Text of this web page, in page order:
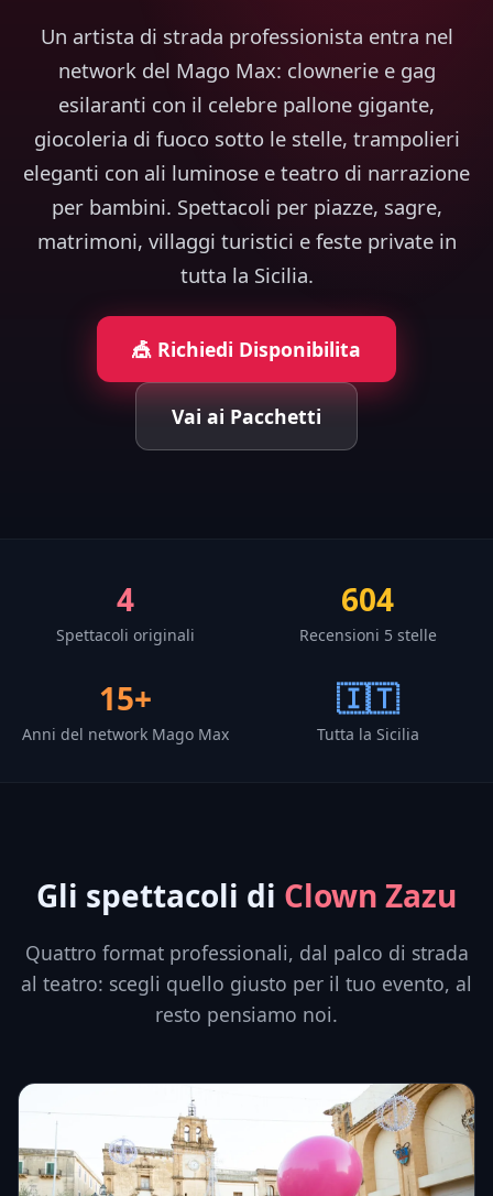
Un artista di strada professionista entra nel
network del Mago Max: clownerie e gag
esilaranti con il celebre pallone gigante,
giocoleria di fuoco sotto le stelle, trampolieri
eleganti con ali luminose e teatro di narrazione
per bambini. Spettacoli per piazze, sagre,
matrimoni, villaggi turistici e feste private in
tutta la Sicilia.
🎪 Richiedi Disponibilita
Vai ai Pacchetti
4
Spettacoli originali
604
Recensioni 5 stelle
15+
Anni del network Mago Max
🇮🇹
Tutta la Sicilia
Gli spettacoli di Clown Zazu
Quattro format professionali, dal palco di strada
al teatro: scegli quello giusto per il tuo evento, al
resto pensiamo noi.